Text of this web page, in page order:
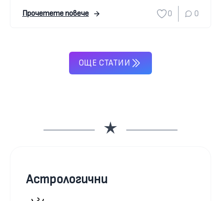
Прочетете повече 0 0
ОЩЕ СТАТИИ
Астрологични